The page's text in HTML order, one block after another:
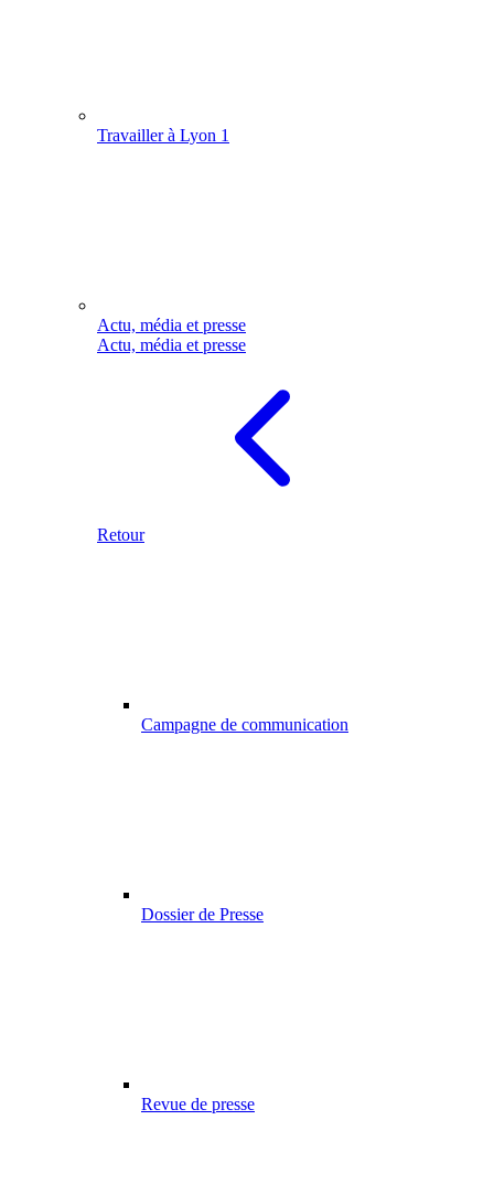
Travailler à Lyon 1
Actu, média et presse
Actu, média et presse
Retour
Campagne de communication
Dossier de Presse
Revue de presse